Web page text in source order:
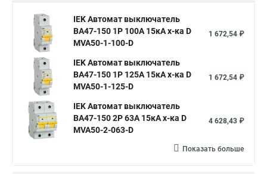
IEK Автомат выключатель
ВА47-150 1Р 100А 15кА х-ка D
MVA50-1-100-D
1 672,54 ₽
IEK Автомат выключатель
ВА47-150 1Р 125А 15кА х-ка D
MVA50-1-125-D
1 672,54 ₽
IEK Автомат выключатель
ВА47-150 2Р 63А 15кА х-ка D
MVA50-2-063-D
4 628,43 ₽
Показать больше